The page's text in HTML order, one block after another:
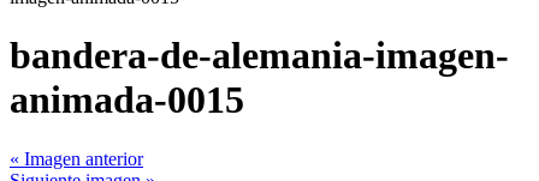
bandera-de-alemania-imagen-
animada-0015
« Imagen anterior